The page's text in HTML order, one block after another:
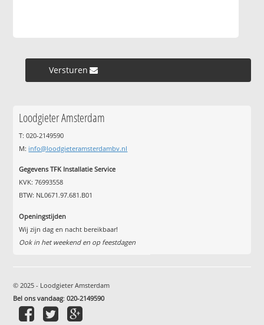
Versturen »
Loodgieter Amsterdam
T: 020-2149590
M: info@loodgieteramsterdambv.nl
Gegevens TFK Installatie Service
KVK: 76993558
BTW: NL0671.97.681.B01
Openingstijden
Wij zijn dag en nacht bereikbaar!
Ook in het weekend en op feestdagen
© 2025 - Loodgieter Amsterdam
Bel ons vandaag:020-2149590